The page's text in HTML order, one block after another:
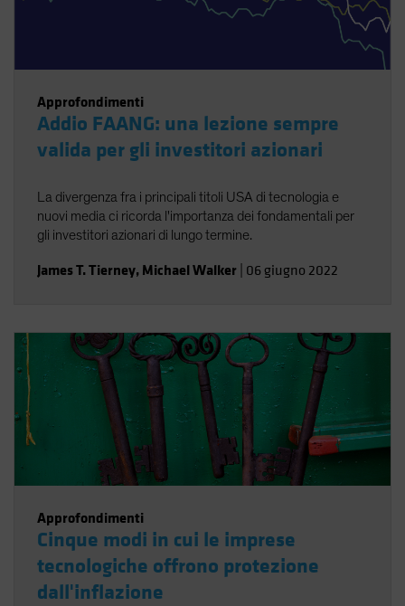
Approfondimenti
Addio FAANG: una lezione sempre
valida per gli investitori azionari
La divergenza fra i principali titoli USA di tecnologia e
nuovi media ci ricorda l'importanza dei fondamentali per
gli investitori azionari di lungo termine.
James T. Tierney, Michael Walker 06 giugno 2022
Approfondimenti
Cinque modi in cui le imprese
tecnologiche offrono protezione
dall'inflazione